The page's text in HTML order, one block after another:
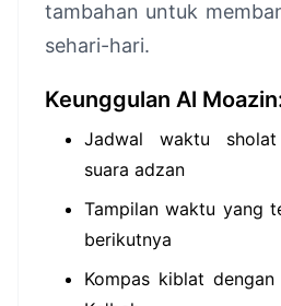
tambahan untuk
sehari-hari.
Keunggulan Al
Jadwal waktu
suara adzan
Tampilan waktu yang
berikutnya
Kompas kiblat